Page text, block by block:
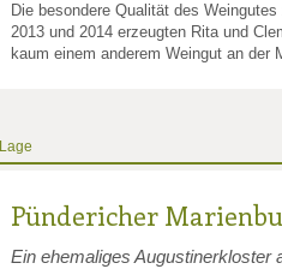
Die besondere Qualität des
2013 und 2014 erzeugten Rita und
kaum einem anderem Weingut an der
Lage
Pündericher
Ein ehemaliges Augustinerkloster